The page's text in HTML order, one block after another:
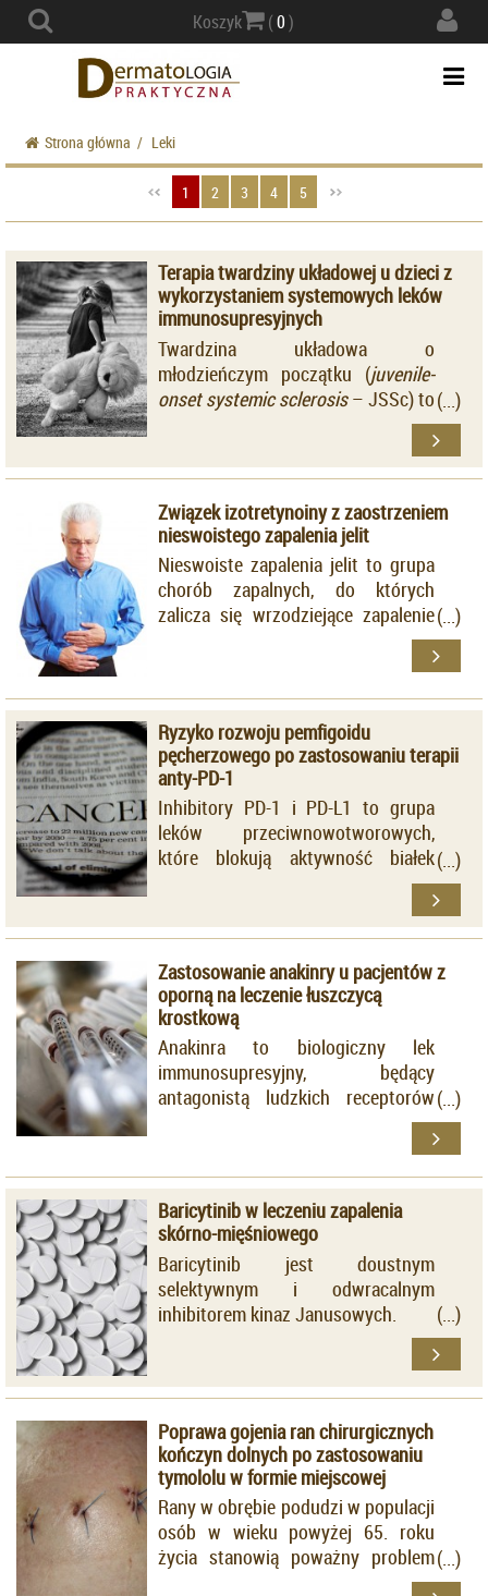
Koszyk (0)
Strona główna / Leki
1 2 3 4 5
Terapia twardziny układowej u dzieci z
wykorzystaniem systemowych leków
immunosupresyjnych
Twardzina układowa o
młodzieńczym początku (juvenile-
onset systemic sclerosis– JSSc) to
rzadka, autoimmunologiczna
Związek izotretynoiny z zaostrzeniem
nieswoistego zapalenia jelit
Nieswoiste zapalenia jelit to grupa
chorób zapalnych, do których
zalicza się wrzodziejące zapalenie
jelita grubego, chorobę
Leśniowskiego-Crohna oraz
Ich wspólnym mianownikiem są
zmiany i owrzodzenia ścian
przewodu pokarmowego oraz
nawracające, przewlekłe biegunki.
Ryzyko rozwoju pemfigoidu
pęcherzowego po zastosowaniu terapii
anty-PD-1
Inhibitory PD-1 i PD-L1 to grupa
leków przeciwnowotworowych,
które blokują aktywność białek
punktów kontrolnych obecnych na
Zastosowanie anakinry u pacjentów z
oporną na leczenie łuszczycą
krostkową
Anakinra to biologiczny lek
immunosupresyjny, będący
antagonistą ludzkich receptorów
Baricytinib w leczeniu zapalenia
skórno-mięśniowego
Baricytinib jest doustnym
selektywnym i odwracalnym
inhibitorem kinaz Janusowych.
Poprawa gojenia ran chirurgicznych
kończyn dolnych po zastosowaniu
tymololu w formie miejscowej
Rany w obrębie podudzi w populacji
osób w wieku powyżej 65. roku
życia stanowią poważny problem
terapeutyczny, głównie ze względu